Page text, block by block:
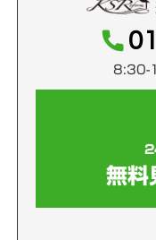
8:30-
無料